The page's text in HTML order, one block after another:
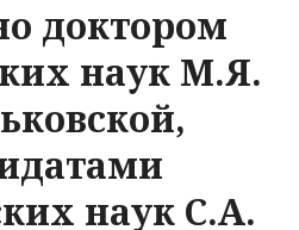
доктором
наук М.Я.
наук С.А.